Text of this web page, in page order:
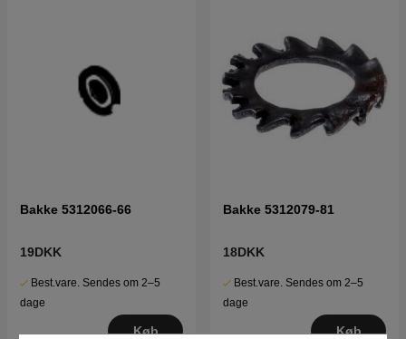
Bakke 5312066-66
19DKK
Best.vare. Sendes om 2–5
dage
Køb
Bakke 5312079-81
18DKK
Best.vare. Sendes om 2–5
dage
Køb